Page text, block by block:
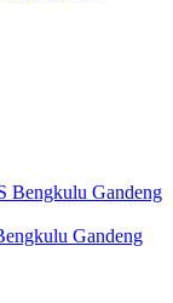
Gandeng